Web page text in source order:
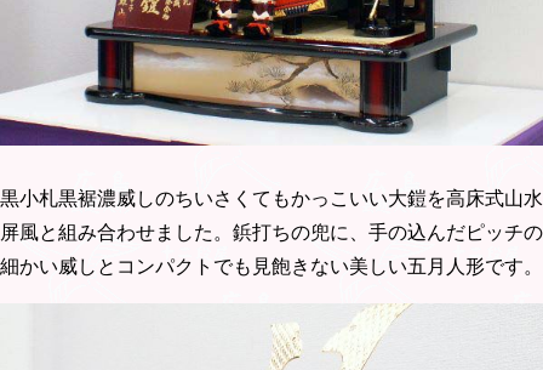
黒小札黒裾濃威しのちいさくてもかっこいい大鎧を高床式山水
屏風と組み合わせました。鋲打ちの兜に、手の込んだピッチの
細かい威しとコンパクトでも見飽きない美しい五月人形です。